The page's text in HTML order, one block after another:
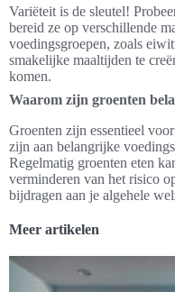
Variëteit is de sleutel!
bereid ze op verschillende
voedingsgroepen, zoals
smakelijke maaltijden te
komen.
Waarom zijn groenten
Groenten zijn essentieel
zijn aan belangrijke
Regelmatig groenten eten
verminderen van het risico
bijdragen aan je algehele
Meer artikelen